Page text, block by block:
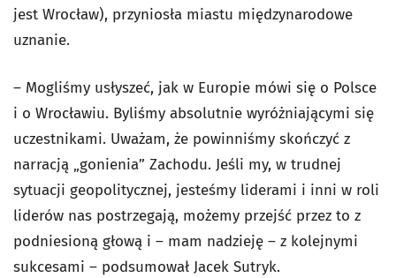
jest Wrocław), przyniosła miastu międzynarodowe
uznanie.
– Mogliśmy usłyszeć, jak w Europie mówi się o Polsce
i o Wrocławiu. Byliśmy absolutnie wyróżniającymi się
uczestnikami. Uważam, że powinniśmy skończyć z
narracją „gonienia” Zachodu. Jeśli my, w trudnej
sytuacji geopolitycznej, jesteśmy liderami i inni w roli
liderów nas postrzegają, możemy przejść przez to z
podniesioną głową i – mam nadzieję – z kolejnymi
sukcesami – podsumował Jacek Sutryk.